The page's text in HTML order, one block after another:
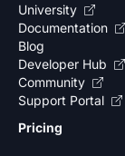
University
Documentation
Blog
Developer Hub
Community
Support Portal
Pricing